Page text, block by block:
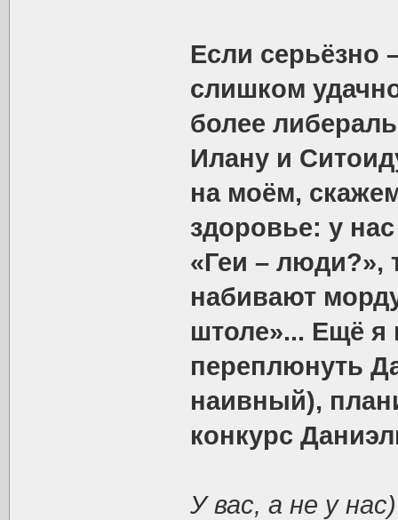
Если серьёзно
слишком
более
Илану и
на моём,
здоровье: у
«Геи – люди?»,
набивают
штоле»... Ещё я
переплюнуть
наивный),
конкурс
У вас, а не у